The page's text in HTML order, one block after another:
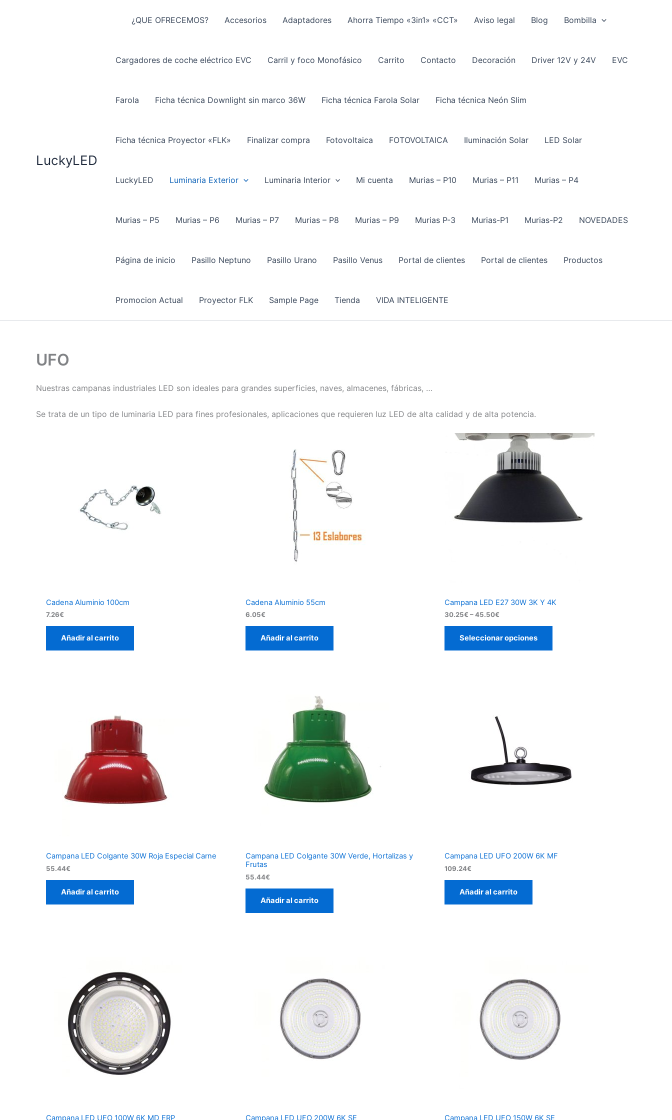
LuckyLED
¿QUE OFRECEMOS? Accesorios Adaptadores Ahorra Tiempo «3in1» «CCT» Aviso legal Blog Bombilla
Cargadores de coche eléctrico EVC Carril y foco Monofásico Carrito Contacto Decoración Driver 12V y 24V EVC
Farola Ficha técnica Downlight sin marco 36W Ficha técnica Farola Solar Ficha técnica Neón Slim
Ficha técnica Proyector «FLK» Finalizar compra Fotovoltaica FOTOVOLTAICA Iluminación Solar LED Solar
LuckyLED Luminaria Exterior Luminaria Interior Mi cuenta Murias – P10 Murias – P11 Murias – P4
Murias – P5 Murias – P6 Murias – P7 Murias – P8 Murias – P9 Murias P-3 Murias-P1 Murias-P2 NOVEDADES
Página de inicio Pasillo Neptuno Pasillo Urano Pasillo Venus Portal de clientes Portal de clientes Productos
Promocion Actual Proyector FLK Sample Page Tienda VIDA INTELIGENTE
UFO
Nuestras campanas industriales LED son ideales para grandes superficies, naves, almacenes, fábricas, …
Se trata de un tipo de luminaria LED para fines profesionales, aplicaciones que requieren luz LED de alta calidad y de alta potencia.
Cadena Aluminio 100cm
7.26€
Añadir al carrito
Cadena Aluminio 55cm
6.05€
Añadir al carrito
Campana LED E27 30W 3K Y 4K
30.25€ – 45.50€
desde
Seleccionar opciones
Campana LED Colgante 30W Roja Especial Carne
55.44€
Añadir al carrito
Campana LED Colgante 30W Verde, Hortalizas y
Frutas
55.44€
Añadir al carrito
Campana LED UFO 200W 6K MF
109.24€
Añadir al carrito